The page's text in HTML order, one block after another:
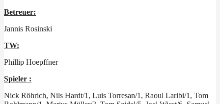
Betreuer:
Jannis Rosinski
TW:
Phillip Hoepffner
Spieler :
Nick Röhrich, Nils Hardt/1, Luis Torresan/1, Raoul Laribi/1, Tom